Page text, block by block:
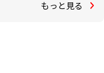
もっと見る